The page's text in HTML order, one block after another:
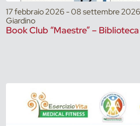
17 febbraio 2026 - 08 settembre
Giardino
Book Club “Maestre” –